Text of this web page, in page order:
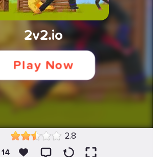
2.8
14